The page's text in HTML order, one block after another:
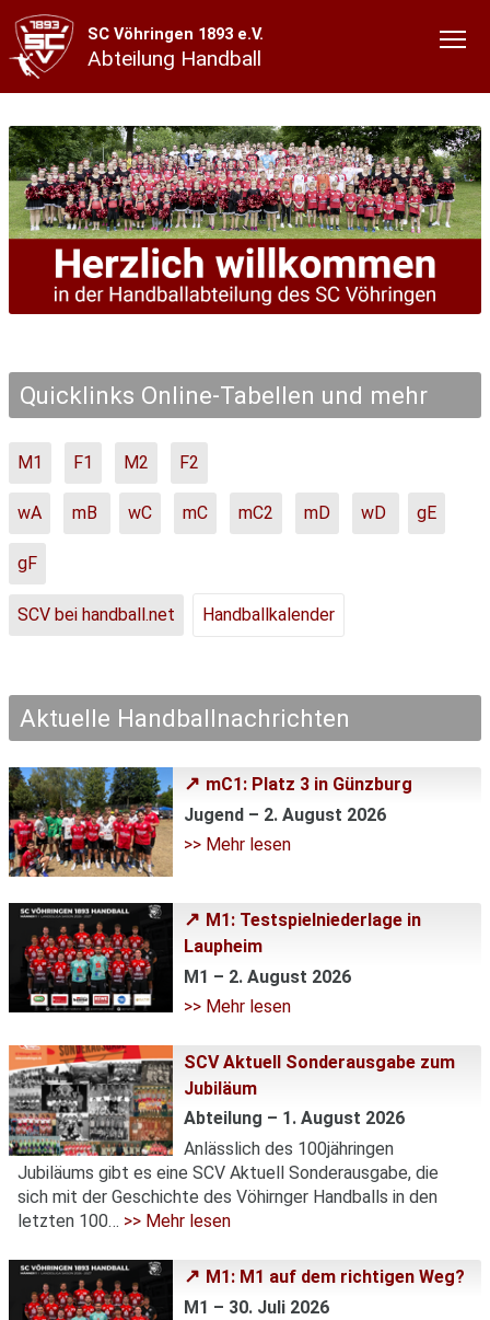
SC Vöhringen 1893 e.V.
Abteilung Handball
Quicklinks Online-Tabellen und mehr
M1 F1 M2 F2
wA mB wC mC mC2 mD wD gE
gF
SCV bei handball.net Handballkalender
Aktuelle Handballnachrichten
mC1: Platz 3 in Günzburg
Jugend – 2. August 2026
>> Mehr lesen
M1: Testspielniederlage in
Laupheim
M1 – 2. August 2026
>> Mehr lesen
SCV Aktuell Sonderausgabe zum
Jubiläum
Abteilung – 1. August 2026
Anlässlich des 100jähringen
Jubiläums gibt es eine SCV Aktuell Sonderausgabe, die
sich mit der Geschichte des Vöhirnger Handballs in den
letzten 100… >> Mehr lesen
M1: M1 auf dem richtigen Weg?
M1 – 30. Juli 2026